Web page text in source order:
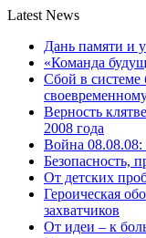
Latest News
Дань памяти и
«Команда
Сбой в системе
Верность
2008 года
Война 08.08.08:
Безопасность,
От детских
Героическая
захватчиков
От идеи – к